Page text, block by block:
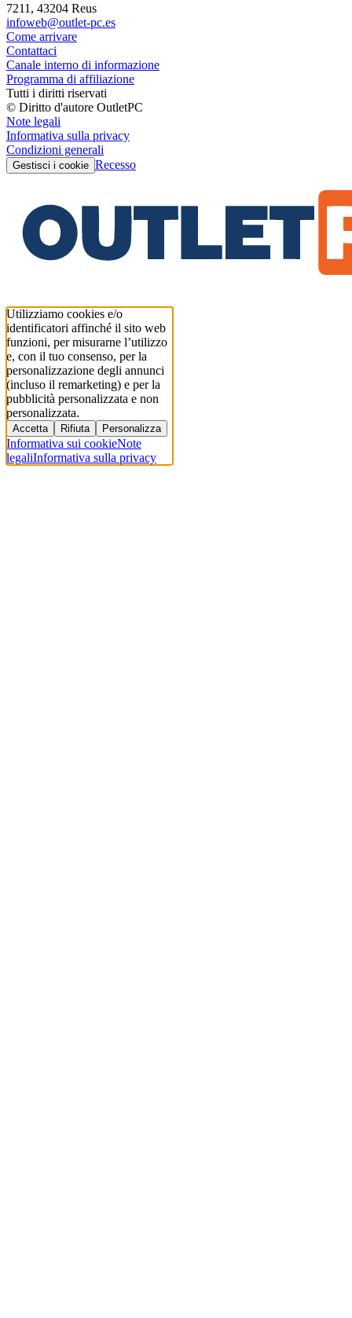
7211, 43204 Reus
infoweb@outlet-pc.es
Come arrivare
Contattaci
Canale interno di informazione
Programma di affiliazione
Tutti i diritti riservati
© Diritto d'autore OutletPC
Note legali
Informativa sulla privacy
Condizioni generali
Gestisci i cookie Recesso
Utilizziamo cookies e/o
identificatori affinché il sito web
funzioni, per misurarne l’utilizzo
e, con il tuo consenso, per la
personalizzazione degli annunci
(incluso il remarketing) e per la
pubblicità personalizzata e non
personalizzata.
Accetta Rifiuta Personalizza
Informativa sui cookieNote
legaliInformativa sulla privacy